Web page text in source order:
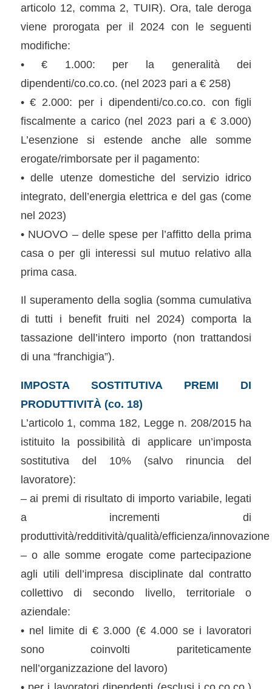
articolo 12, comma 2, TUIR). Ora, tale deroga
viene prorogata per il 2024 con le seguenti
modifiche:
• € 1.000: per la generalità dei
dipendenti/co.co.co. (nel 2023 pari a € 258)
• € 2.000: per i dipendenti/co.co.co. con figli
fiscalmente a carico (nel 2023 pari a € 3.000)
L’esenzione si estende anche alle somme
erogate/rimborsate per il pagamento:
• delle utenze domestiche del servizio idrico
integrato, dell’energia elettrica e del gas (come
nel 2023)
• NUOVO – delle spese per l’affitto della prima
casa o per gli interessi sul mutuo relativo alla
prima casa.
Il superamento della soglia (somma cumulativa
di tutti i benefit fruiti nel 2024) comporta la
tassazione dell’intero importo (non trattandosi
di una “franchigia”).
IMPOSTA SOSTITUTIVA PREMI DI
PRODUTTIVITÀ (co. 18)
L’articolo 1, comma 182, Legge n. 208/2015 ha
istituito la possibilità di applicare un’imposta
sostitutiva del 10% (salvo rinuncia del
lavoratore):
– ai premi di risultato di importo variabile, legati
a incrementi di
produttività/redditività/qualità/efficienza/innovazione
– o alle somme erogate come partecipazione
agli utili dell’impresa disciplinate dal contratto
collettivo di secondo livello, territoriale o
aziendale:
• nel limite di € 3.000 (€ 4.000 se i lavoratori
sono coinvolti pariteticamente
nell’organizzazione del lavoro)